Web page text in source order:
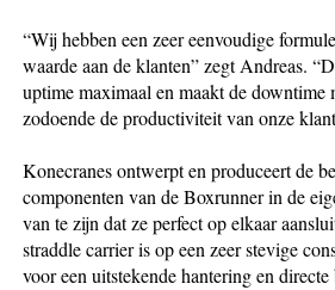
“Wij hebben een zeer eenvoudige
waarde aan de klanten” zegt Andreas.
uptime maximaal en maakt de downtime
zodoende de productiviteit van onze
Konecranes ontwerpt en produceert de
componenten van de Boxrunner in de
van te zijn dat ze perfect op elkaar
straddle carrier is op een zeer stevige
voor een uitstekende hantering en